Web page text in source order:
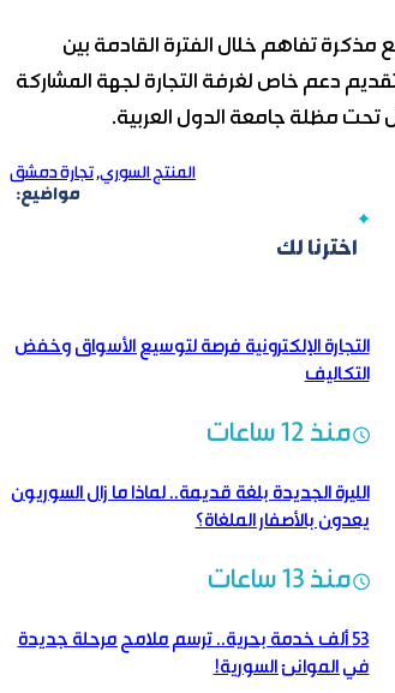
مذكرة تفاهم خلال الفترة القادمة بين
دعم خاص لغرفة التجارة لجهة المشاركة
تحت مظلة جامعة الدول العربية.
المنتج السوري,تجارة دمشق
مواضيع:
اخترنا لك
التجارة الإلكترونية فرصة لتوسيع الأسواق وخفض
التكاليف
منذ 12 ساعات
الليرة الجديدة بلغة قديمة..‏ لماذا ما زال السوريون
يعدون بالأصفار الملغاة؟
منذ 13 ساعات
53 ألف خدمة بحرية.. ترسم ملامح مرحلة جديدة
في الموانئ السورية!